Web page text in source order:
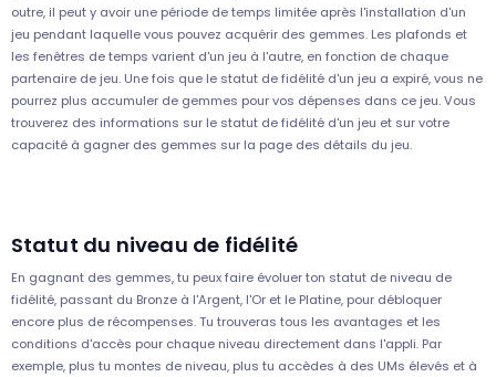
outre, il peut y avoir une période de temps limitée après l'installation d'un
jeu pendant laquelle vous pouvez acquérir des gemmes. Les plafonds et
les fenêtres de temps varient d'un jeu à l'autre, en fonction de chaque
partenaire de jeu. Une fois que le statut de fidélité d'un jeu a expiré, vous ne
pourrez plus accumuler de gemmes pour vos dépenses dans ce jeu. Vous
trouverez des informations sur le statut de fidélité d'un jeu et sur votre
capacité à gagner des gemmes sur la page des détails du jeu.
Statut du niveau de fidélité
En gagnant des gemmes, tu peux faire évoluer ton statut de niveau de
fidélité, passant du Bronze à l'Argent, l'Or et le Platine, pour débloquer
encore plus de récompenses. Tu trouveras tous les avantages et les
conditions d'accès pour chaque niveau directement dans l'appli. Par
exemple, plus tu montes de niveau, plus tu accèdes à des UMs élevés et à